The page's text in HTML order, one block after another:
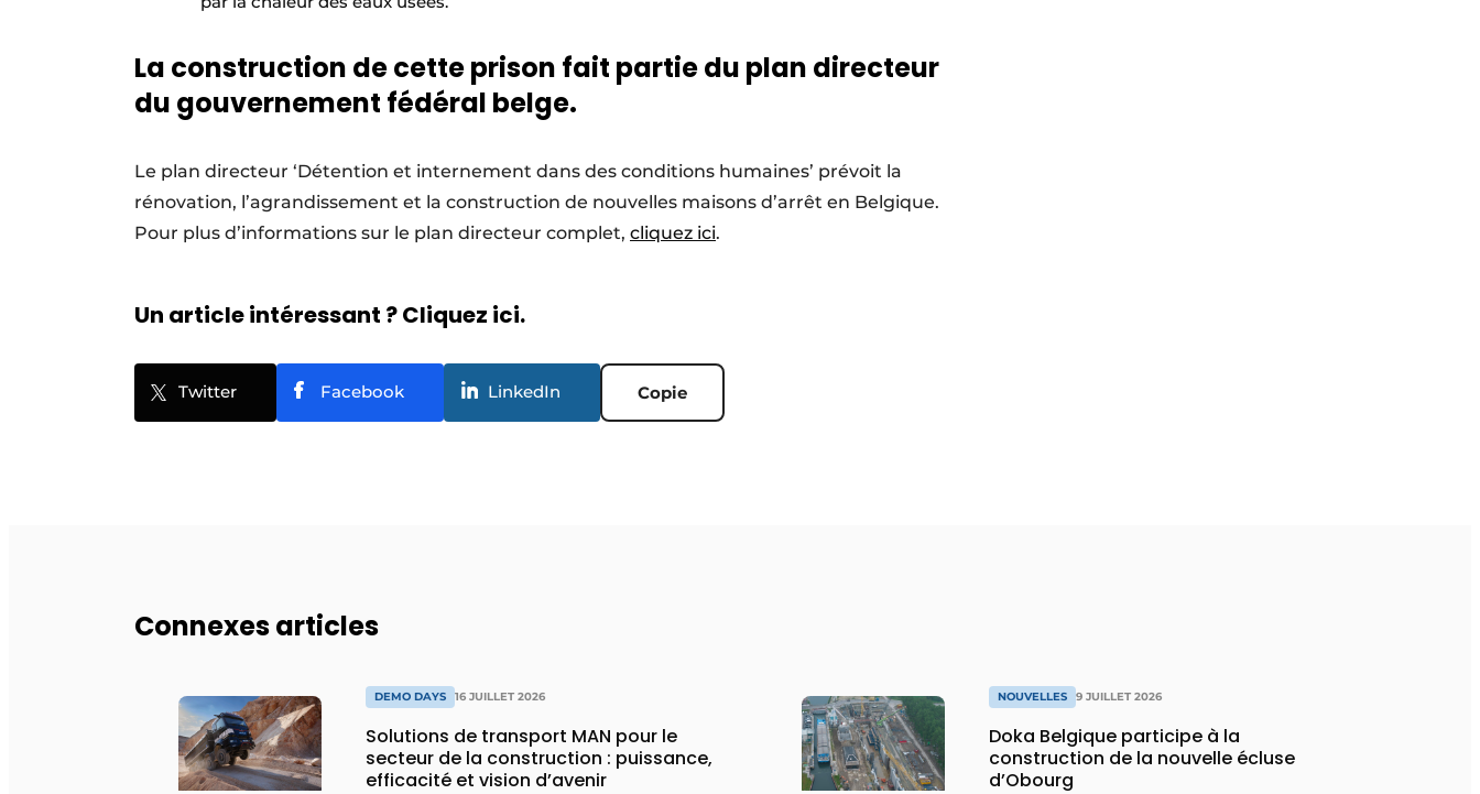
La construction de cette prison fait partie du plan directeur
du gouvernement fédéral belge.
Le plan directeur ‘Détention et internement dans des conditions humaines’ prévoit la
rénovation, l’agrandissement et la construction de nouvelles maisons d’arrêt en Belgique.
Pour plus d’informations sur le plan directeur complet, cliquez ici.
Un article intéressant ? Cliquez ici.
Twitter Facebook LinkedIn Copie
Connexes articles
DEMO DAYS 16 JUILLET 2026
Solutions de transport MAN pour le
secteur de la construction : puissance,
efficacité et vision d’avenir
NOUVELLES 9 JUILLET 2026
Doka Belgique participe à la
construction de la nouvelle écluse
d’Obourg